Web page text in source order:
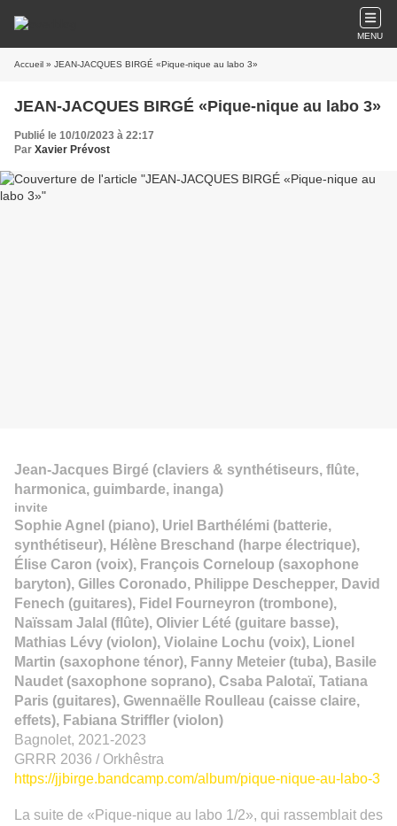
MENU
Accueil » JEAN-JACQUES BIRGÉ «Pique-nique au labo 3»
JEAN-JACQUES BIRGÉ «Pique-nique au labo 3»
Publié le 10/10/2023 à 22:17
Par Xavier Prévost
Jean-Jacques Birgé (claviers & synthétiseurs, flûte,
harmonica, guimbarde, inanga)
invite
Sophie Agnel (piano), Uriel Barthélémi (batterie,
synthétiseur), Hélène Breschand (harpe électrique),
Élise Caron (voix), François Corneloup (saxophone
baryton), Gilles Coronado, Philippe Deschepper, David
Fenech (guitares), Fidel Fourneyron (trombone),
Naïssam Jalal (flûte), Olivier Lété (guitare basse),
Mathias Lévy (viol on), Violaine Lochu (voix), Lionel
Martin (saxophone ténor), Fanny Meteier (tuba), Basile
Naudet (saxophone soprano), Csaba Palotaï, Tatiana
Paris (guitares), Gwennaëlle Roulleau (caisse claire,
effets), Fabiana Striffler (viol on)
Bagnolet, 2021-2023
GRRR 2036 / Orkhêstra
https://jjbirge.bandcamp.com/album/pique-nique-au-labo-3
La suite de «Pique-nique au labo 1/2», qui rassemblait des